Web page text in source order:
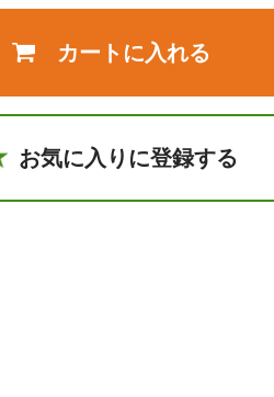
カートに入れる
お気に入りに登録する